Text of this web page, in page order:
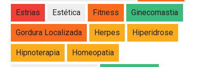
Estrias Estética Fitness Ginecomastia
Gordura Localizada Herpes Hiperidrose
Hipnoterapia Homeopatia